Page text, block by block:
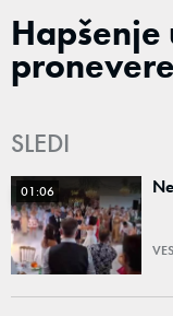
pronevere
SLEDI
01:06